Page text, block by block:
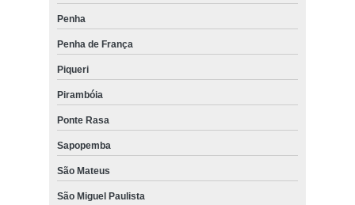
Penha
Penha de França
Piqueri
Pirambóia
Ponte Rasa
Sapopemba
São Mateus
São Miguel Paulista